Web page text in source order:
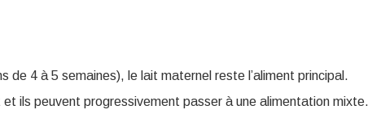
de 4 à 5 semaines), le lait maternel reste l’aliment principal.
ils peuvent progressivement passer à une alimentation mixte.